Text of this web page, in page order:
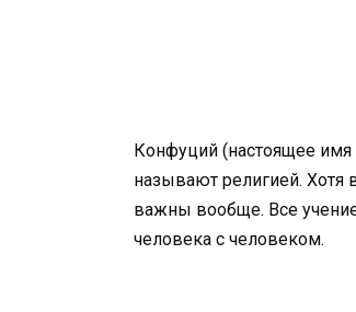
Конфуций (настоящее
называют религией. Хотя
важны вообще. Все
человека с человеком.